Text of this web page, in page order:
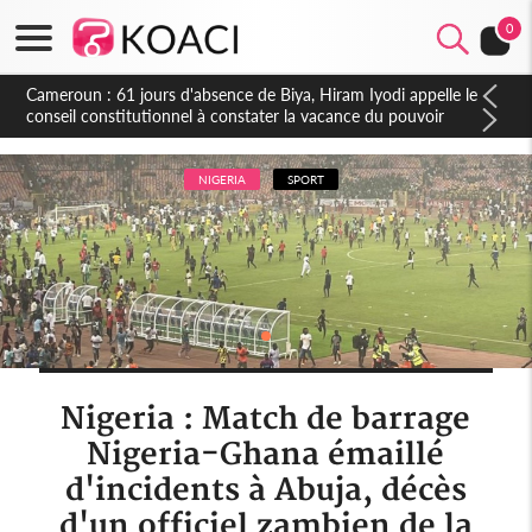
0
Côte d'Ivoire : Fin de la pagaille au PDCI-RDA, Lessiehi bannit
les mouvements sauvages
NIGERIA SPORT
Nigeria : Match de barrage
Nigeria-Ghana émaillé
d'incidents à Abuja, décès